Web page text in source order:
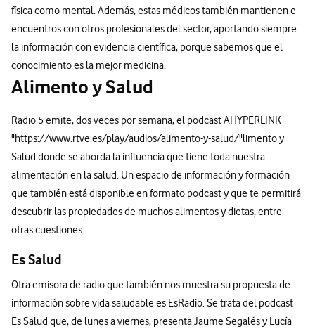
física como mental. Además, estas médicos también mantienen e
encuentros con otros profesionales del sector, aportando siempre
la información con evidencia científica, porque sabemos que el
conocimiento es la mejor medicina.
Alimento y Salud
Radio 5 emite, dos veces por semana, el podcast AHYPERLINK
"https://www.rtve.es/play/audios/alimento-y-salud/"limento y
Salud donde se aborda la influencia que tiene toda nuestra
alimentación en la salud. Un espacio de información y formación
que también está disponible en formato podcast y que te permitirá
descubrir las propiedades de muchos alimentos y dietas, entre
otras cuestiones.
Es Salud
Otra emisora de radio que también nos muestra su propuesta de
información sobre vida saludable es EsRadio. Se trata del podcast
Es Salud que, de lunes a viernes, presenta Jaume Segalés y Lucía